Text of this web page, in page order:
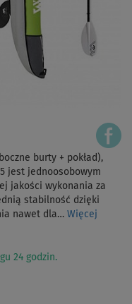
burty + pokład),
jest jednoosobowym
jakości wykonania za
stabilność dzięki
nawet dla… Więcej
24 godzin.